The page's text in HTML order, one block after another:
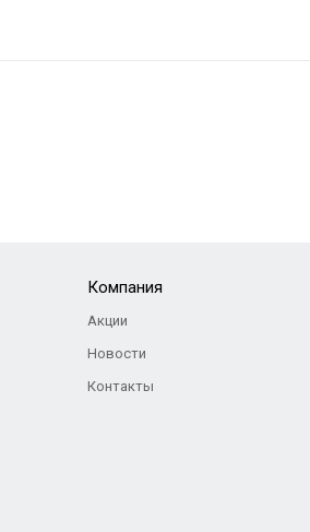
Компания
Акции
Новости
Контакты